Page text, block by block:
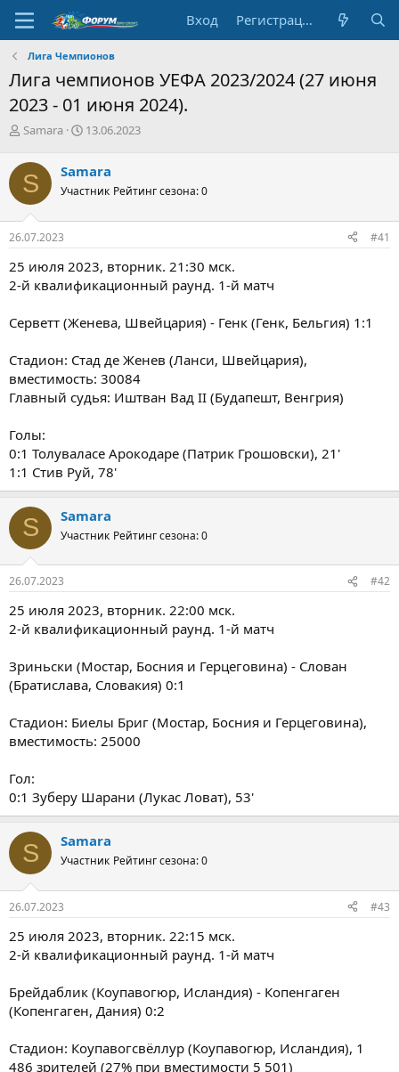
Вход Регистрация
Лига Чемпионов
Лига чемпионов УЕФА 2023/2024 (27 июня
2023 - 01 июня 2024).
А
т
о
р
т
е
м
Samara
Д
а
н
ч
а
13.06.2023
S Samara
Участник Рейтинг сезона: 0
26.07.2023 #41
25 июля 2023, вторник. 21:30 мск.
2-й квалификационный раунд. 1-й матч
Серветт (Женева, Швейцария) - Генк (Генк, Бельгия) 1:1
Стадион: Стад де Женев (Ланси, Швейцария),
вместимость: 30084
Главный судья: Иштван Вад II (Будапешт, Венгрия)
Голы:
0:1 Толуваласе Арокодаре (Патрик Грошовски), 21'
1:1 Стив Руй, 78'
S Samara
Участник Рейтинг сезона: 0
26.07.2023 #42
25 июля 2023, вторник. 22:00 мск.
2-й квалификационный раунд. 1-й матч
Зриньски (Мостар, Босния и Герцеговина) - Слован
(Братислава, Словакия) 0:1
Стадион: Биелы Бриг (Мостар, Босния и Герцеговина),
вместимость: 25000
Гол:
0:1 Зуберу Шарани (Лукас Ловат), 53'
S Samara
Участник Рейтинг сезона: 0
26.07.2023 #43
25 июля 2023, вторник. 22:15 мск.
2-й квалификационный раунд. 1-й матч
Брейдаблик (Коупавогюр, Исландия) - Копенгаген
(Копенгаген, Дания) 0:2
Стадион: Коупавогсвёллур (Коупавогюр, Исландия), 1
486 зрителей (27% при вместимости 5 501)